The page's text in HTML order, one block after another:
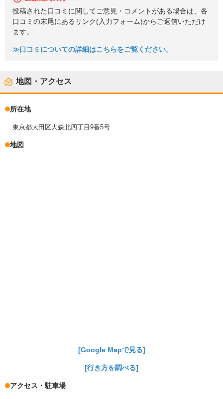
投稿された口コミに関してご意見・コメントがある場合は、各
口コミの末尾にあるリンク(入力フォーム)からご返信いただけ
ます。
≫口コミについての詳細はこちらをご覧ください。
地図・アクセス
所在地
東京都大田区大森北四丁目9番5号
地図
[Google Mapで見る]
[行き方を調べる]
アクセス・駐車場